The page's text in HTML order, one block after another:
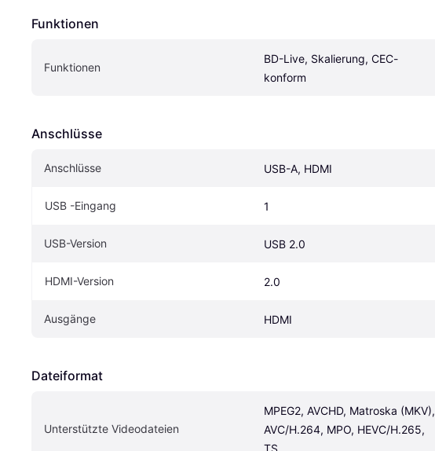
Funktionen
Funktionen
BD-Live, Skalierung, CEC-
konform
Anschlüsse
Anschlüsse USB-A, HDMI
USB -Eingang 1
USB-Version USB 2.0
HDMI-Version 2.0
Ausgänge HDMI
Dateiformat
Unterstützte Videodateien
MPEG2, AVCHD, Matroska (MKV),
AVC/H.264, MPO, HEVC/H.265,
TS